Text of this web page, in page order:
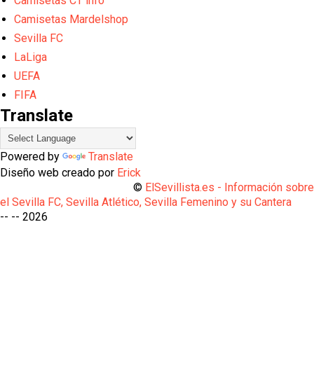
Camisetas Mardelshop
Sevilla FC
LaLiga
UEFA
FIFA
Translate
Powered by
Translate
Diseño web creado por Erick
© ElSevillista.es - Información sobre
el Sevilla FC, Sevilla Atlético, Sevilla Femenino y su Cantera
-- -- 2026